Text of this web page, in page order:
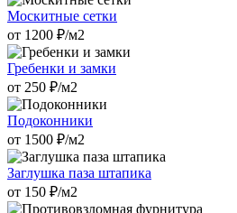
Москитные сетки
от 1200 ₽/м2
Гребенки и замки
от 250 ₽/м2
Подоконники
от 1500 ₽/м2
Заглушка паза штапика
от 150 ₽/м2